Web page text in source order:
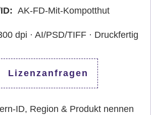
AK-FD-Mit-Kompotthut
dpi · AI/PSD/TIFF · Druckfertig
Lizenzanfragen
ID, Region & Produkt nennen